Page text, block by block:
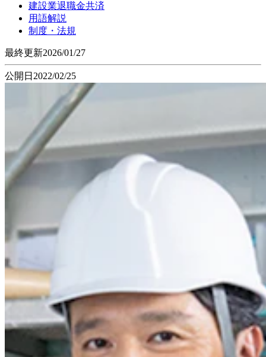
建設業退職金共済
用語解説
制度・法規
最終更新2026/01/27
公開日 2022/02/25